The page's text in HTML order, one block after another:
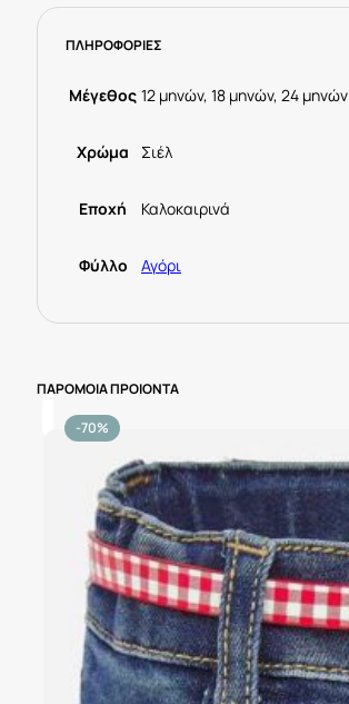
ποσότητα
ΠΛΗΡΟΦΟΡΙΕΣ
Μέγεθος 12 μηνών, 18 μηνών, 24 μηνών
Χρώμα Σιέλ
Εποχή Καλοκαιρινά
Φύλλο Αγόρι
ΠΑΡΟΜΟΙΑ ΠΡΟΙΟΝΤΑ
-70%